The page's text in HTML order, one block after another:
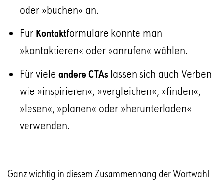
oder »buchen« an.
Für Kontaktformulare könnte man
»kontaktieren« oder »anrufen« wählen.
Für viele andere CTAs lassen sich auch Verben
wie »inspirieren«, »vergleichen«, »finden«,
»lesen«, »planen« oder »herunterladen«
verwenden.
Ganz wichtig in diesem Zusammenhang der Wortwahl